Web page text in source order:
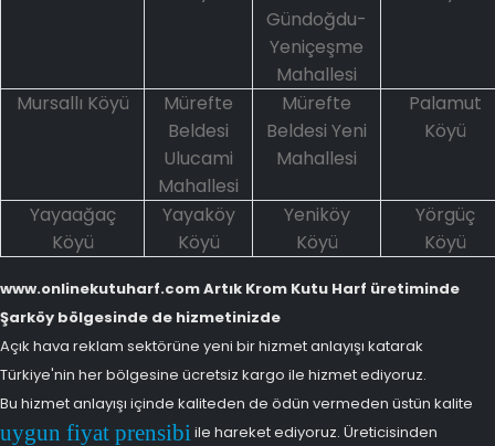
Gündoğdu-
Yeniçeşme
Mahallesi
Mursallı Köyü
Mürefte
Beldesi
Ulucami
Mahallesi
Mürefte
Beldesi Yeni
Mahallesi
Palamut
Köyü
Yayaağaç
Köyü
Yayaköy
Köyü
Yeniköy
Köyü
Yörgüç
Köyü
www.onlinekutuharf.com Artık Krom Kutu Harf üretiminde
Şarköy bölgesinde de hizmetinizde
Açık hava reklam sektörüne yeni bir hizmet anlayışı katarak
Türkiye'nin her bölgesine ücretsiz kargo ile hizmet ediyoruz.
Bu hizmet anlayışı içinde kaliteden de ödün vermeden üstün kalite
uygun fiyat prensibi ile hareket ediyoruz. Üreticisinden